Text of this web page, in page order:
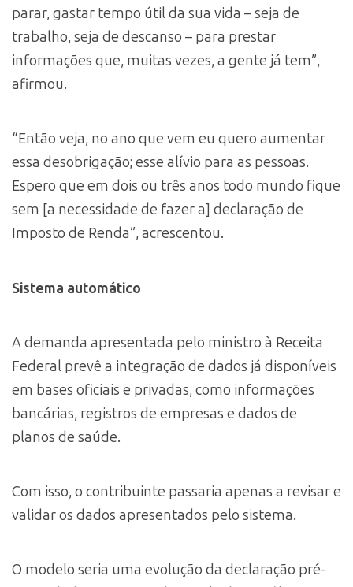
parar, gastar tempo útil da sua vida – seja de
trabalho, seja de descanso – para prestar
informações que, muitas vezes, a gente já tem”,
afirmou.
“Então veja, no ano que vem eu quero aumentar
essa desobrigação; esse alívio para as pessoas.
Espero que em dois ou três anos todo mundo fique
sem [a necessidade de fazer a] declaração de
Imposto de Renda”, acrescentou.
Sistema automático
A demanda apresentada pelo ministro à Receita
Federal prevê a integração de dados já disponíveis
em bases oficiais e privadas, como informações
bancárias, registros de empresas e dados de
planos de saúde.
Com isso, o contribuinte passaria apenas a revisar e
validar os dados apresentados pelo sistema.
O modelo seria uma evolução da declaração pré-